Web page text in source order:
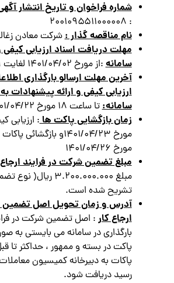
شماره فراخوان و تاريخ انتشار
: ۲۰۰۱۰۹۵۵۱۱۰۰۰۰۰۸
نام مناقصه گذار :شركت معادن
مهلت دریافت اسناد ارزيابي كيفي
سامانه:از مورخ ۱۴۰۱/۰۴/۰۲ لغايت ۱۴۰۱/۰۴/۰۹
آخرين مهلت ارسالو بارگذاري
ارزيابي كيفي و ارائه پیشنهادات
سامانه:تا ساعت ۱۸ مورخ ۱۴۰۱/۰۴/۲۲
زمان بازگشایی پاکت ها
مورخ ۱۴۰۱/۰۴/۲۶
مبلغ تضمین شرکت در فرایند
مبلغ ۳.۲۰۰.۰۰۰.۰۰۰
تشريح شده است.
آدرس و زمان تحويل اصل تضمين
ارجاع كار : اصل تضمين شركت در
بارگذاري در سامانه مي بايستي به
پاكت در بسته و ممهور ، حداكثر تا
پاكات به دبيرخانه كميسيون
رسيد دريافت شود.